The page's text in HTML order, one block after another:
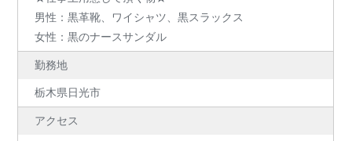
男性：黒革靴、ワイシャツ、黒スラックス
女性：黒のナースサンダル
勤務地
栃木県日光市
アクセス